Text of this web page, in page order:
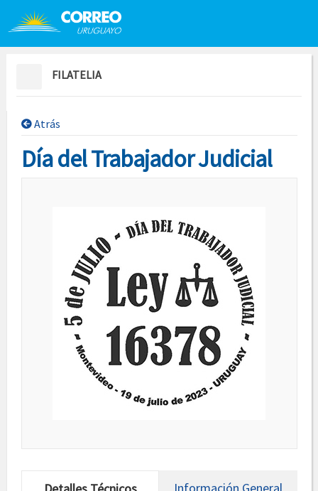
Saltar al contenido
FILATELIA
Atrás
Día del Trabajador Judicial